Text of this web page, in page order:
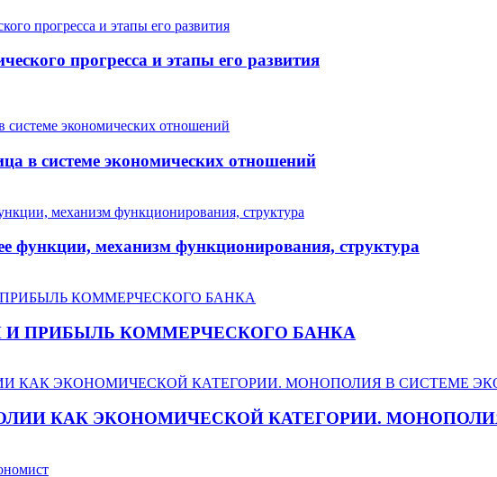
прогресса и этапы его развития
в системе экономических отношений
функции, механизм функционирования, структура
И ПРИБЫЛЬ КОММЕРЧЕСКОГО БАНКА
КАК ЭКОНОМИЧЕСКОЙ КАТЕГОРИИ.